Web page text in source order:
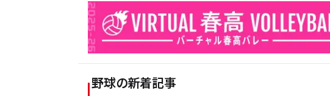
野球の新着記事